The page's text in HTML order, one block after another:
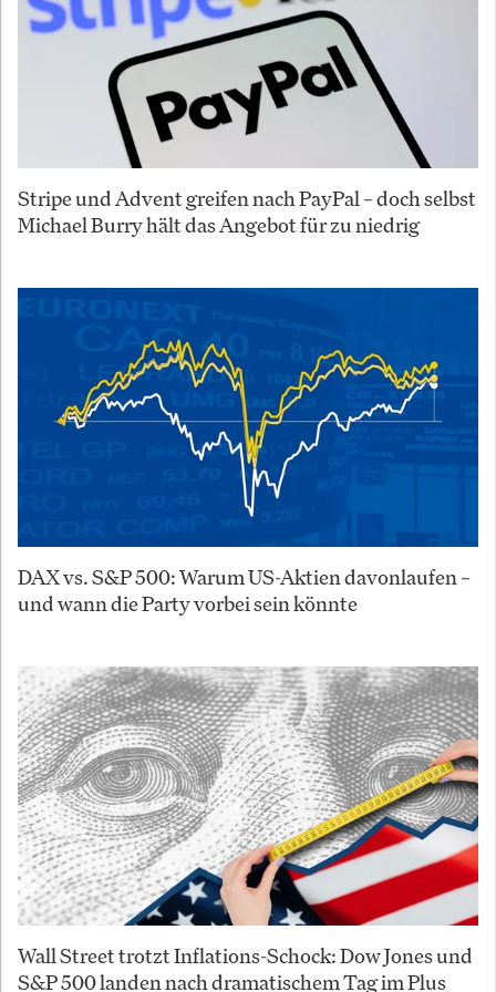
Stripe und Advent greifen nach PayPal – doch selbst
Michael Burry hält das Angebot für zu niedrig
DAX vs. S&P 500: Warum US-Aktien davonlaufen –
und wann die Party vorbei sein könnte
Wall Street trotzt Inflations-Schock: Dow Jones und
S&P 500 landen nach dramatischem Tag im Plus